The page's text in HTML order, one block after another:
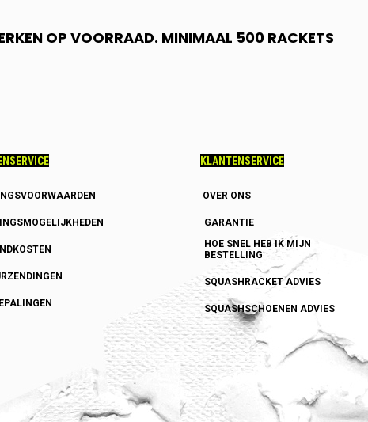
OP VOORRAAD. MINIMAAL 500 RACKETS
KLANTENSERVICE
OVER ONS
GARANTIE
HOE SNEL HEB IK MIJN
BESTELLING
SQUASHRACKET ADVIES
SQUASHSCHOENEN ADVIES